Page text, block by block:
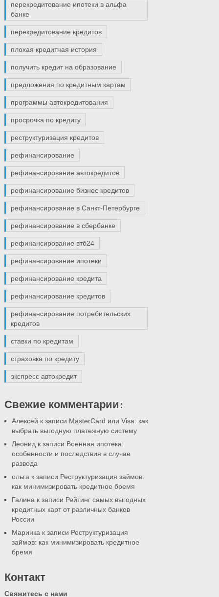
перекредитование ипотеки в альфа
банке
перекредитование кредитов
плохая кредитная история
получить кредит на образование
предложения по кредитным картам
программы автокредитования
просрочка по кредиту
реструктуризация кредитов
рефинансирование
рефинансирование автокредитов
рефинансирование бизнес кредитов
рефинансирование в Санкт-Петербурге
рефинансирование в сбербанке
рефинансирование втб24
рефинансирование ипотеки
рефинансирование кредита
рефинансирование кредитов
рефинансирование потребительских
кредитов
ставки по кредитам
страховка по кредиту
экспресс автокредит
Свежие комментарии:
Алексей к записи MasterCard или Visa: как
выбрать выгодную платежную систему
Леонид к записи Военная ипотека:
особенности и последствия в случае
развода
ольга к записи Реструктуризация займов:
как минимизировать кредитное бремя
Галина к записи Рейтинг самых выгодных
кредитных карт от различных банков
России
Маринка к записи Реструктуризация
займов: как минимизировать кредитное
бремя
Контакт
Свяжитесь с нами